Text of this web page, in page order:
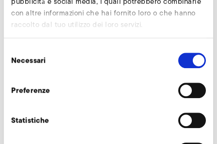
con altre informazioni che hai fornito loro o che hanno
raccolto dal tuo utilizzo dei loro servizi.
delNecessari
Preferenze
Statistiche